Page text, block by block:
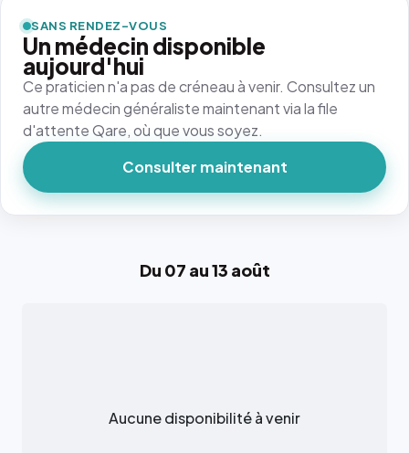
Du 07 au 13 août
Aucune disponibilité à venir
SANS RENDEZ-VOUS
Un médecin disponible
aujourd'hui
Ce praticien n'a pas de créneau à venir. Consultez un
autre médecin généraliste maintenant via la file
d'attente Qare, où que vous soyez.
Consulter maintenant